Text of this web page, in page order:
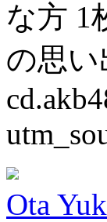
な方 1
の思
Ota